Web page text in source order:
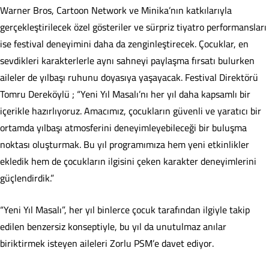
Warner Bros, Cartoon Network ve Minika’nın katkılarıyla
gerçekleştirilecek özel gösteriler ve sürpriz tiyatro performansları
ise festival deneyimini daha da zenginleştirecek. Çocuklar, en
sevdikleri karakterlerle aynı sahneyi paylaşma fırsatı bulurken
aileler de yılbaşı ruhunu doyasıya yaşayacak. Festival Direktörü
Tomru Dereköylü ; “Yeni Yıl Masalı’nı her yıl daha kapsamlı bir
içerikle hazırlıyoruz. Amacımız, çocukların güvenli ve yaratıcı bir
ortamda yılbaşı atmosferini deneyimleyebileceği bir buluşma
noktası oluşturmak. Bu yıl programımıza hem yeni etkinlikler
ekledik hem de çocukların ilgisini çeken karakter deneyimlerini
güçlendirdik.”
“Yeni Yıl Masalı”, her yıl binlerce çocuk tarafından ilgiyle takip
edilen benzersiz konseptiyle, bu yıl da unutulmaz anılar
biriktirmek isteyen aileleri Zorlu PSM’e davet ediyor.